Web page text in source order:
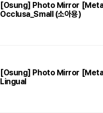
[Osung] Photo Mirror
Occlusa_Small (소아용)
[Osung] Photo Mirror
Lingual